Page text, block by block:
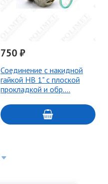
750 ₽
Соединение с накидной
гайкой НВ 1" с плоской
прокладкой и обр.…